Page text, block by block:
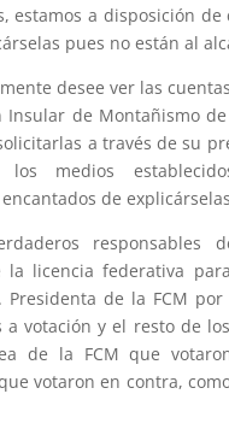
estamos a disposición
pues no están al
desee ver las
Insular de Montañismo
a través de su
medios
de
responsables
la licencia federativa
Presidenta de la FCM
a votación y el resto de
de la FCM que
votaron en contra,